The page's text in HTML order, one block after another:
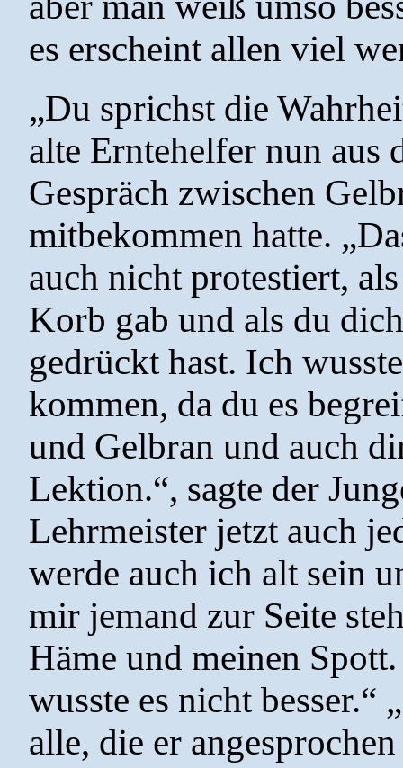
es erscheint allen viel
„Du sprichst die
alte Erntehelfer nun aus
Gespräch zwischen
mitbekommen hatte.
auch nicht protestiert,
Korb gab und als du
gedrückt hast. Ich
kommen, da du es
und Gelbran und auch
Lektion.“, sagte der
Lehrmeister jetzt auch
werde auch ich alt sein
mir jemand zur Seite
Häme und meinen
wusste es nicht besser.“
alle, die er